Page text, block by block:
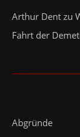
Arthur Dent zu
Fahrt der
Abgründe